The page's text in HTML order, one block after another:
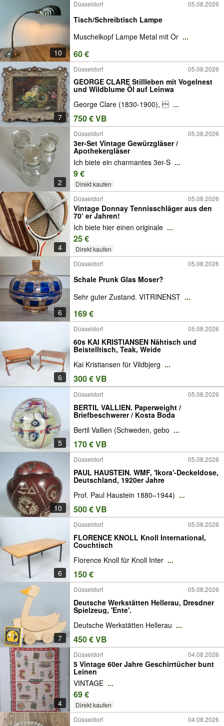
10
Düsseldorf 05.08.2026
Tisch/Schreibtisch Lampe
Muschelkopf Lampe Metal mit Or ...
60 €
7
Düsseldorf 05.08.2026
GEORGE CLARE Stillleben mit Vogelnest
und Wildblume Öl auf Leinwa
George Clare (1830-1900),  ...
750 € VB
2
Düsseldorf 05.08.2026
3er-Set Vintage Gewürzgläser /
Apothekergläser
Ich biete ein charmantes 3er-S ...
9 €
Direkt kaufen
4
Düsseldorf 05.08.2026
Vintage Donnay Tennisschläger aus den
70‘ er Jahren!
Ich biete hier einen originale ...
25 €
Direkt kaufen
6
Düsseldorf 05.08.2026
Schale Prunk Glas Moser?
Sehr guter Zustand. VITRINENST ...
169 €
6
Düsseldorf 05.08.2026
60s KAI KRISTIANSEN Nähtisch und
Beistelltisch, Teak, Weide
Kai Kristiansen für Vildbjerg ...
300 € VB
5
Düsseldorf 05.08.2026
BERTIL VALLIEN. Paperweight /
Briefbeschwerer / Kosta Boda
Bertil Vallien (Schweden, gebo ...
170 € VB
10
Düsseldorf 05.08.2026
PAUL HAUSTEIN. WMF, 'Ikora'-Deckeldose,
Deutschland, 1920er Jahre
Prof. Paul Haustein 1880–1944) ...
500 € VB
6
Düsseldorf 05.08.2026
FLORENCE KNOLL Knoll International,
Couchtisch
Florence Knoll für Knoll Inter ...
150 €
7
Düsseldorf 05.08.2026
Deutsche Werkstätten Hellerau, Dresdner
Spielzeug, 'Ente'.
Deutsche Werkstätten Hellerau ...
450 € VB
4
Düsseldorf 04.08.2026
5 Vintage 60er Jahre Geschirrtücher bunt
Leinen
VINTAGE ...
69 €
Direkt kaufen
Düsseldorf 04.08.2026